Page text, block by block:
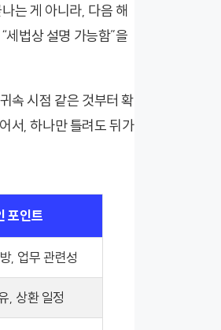
는 게 아니라, 다음 해
세법상 설명 가능함”을
속 시점 같은 것부터 확
서, 하나만 틀려도 뒤가
포인트
, 업무 관련성
, 상환 일정